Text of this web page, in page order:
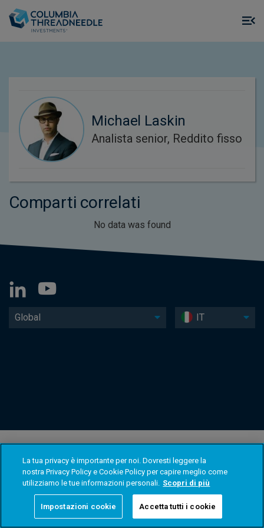
Michael Laskin
Analista senior, Reddito fisso
Comparti correlati
No data was found
Global IT
La tua privacy è importante per noi. Dovresti leggere la
nostra Privacy Policy e Cookie Policy per capire meglio come
utilizziamo le tue informazioni personali. Scopri di più
Impostazioni cookie Accetta tutti i cookie